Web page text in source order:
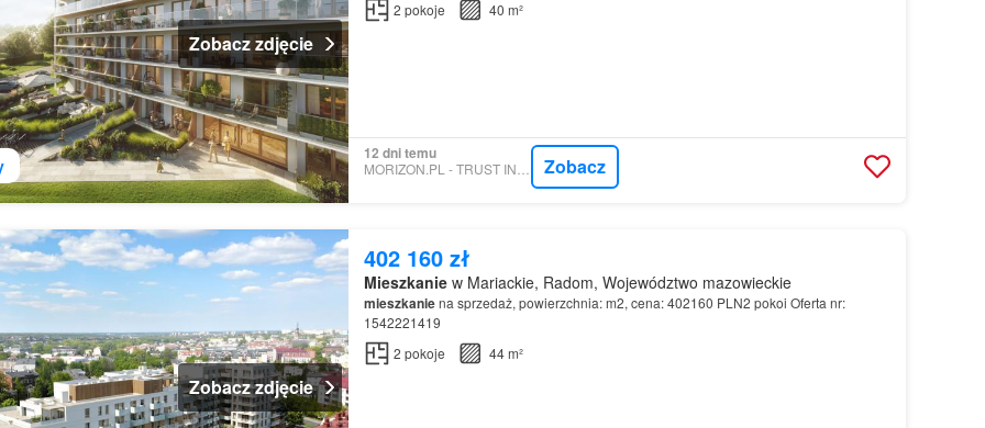
Zobacz zdjęcie
2 pokoje 40 m²
12 dni temu
Zobacz
Zobacz zdjęcie
402 160 zł
Mieszkaniew Mariackie, Radom, Województwo mazowieckie
mieszkaniena sprzedaż, powierzchnia: m2, cena: 402160 PLN2 pokoi Oferta nr:
1542221419
2 pokoje 44 m²